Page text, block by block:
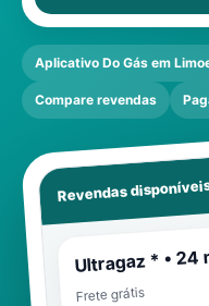
Aplicativo Do Gás em
Compare revendas
Revendas
Ultragaz * • 24
Frete grátis